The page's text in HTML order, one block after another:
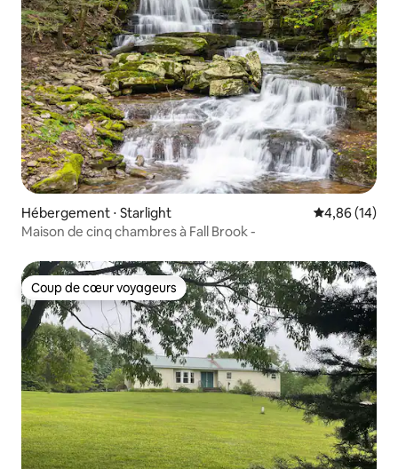
Hébergement ⋅ Starlight Évaluation
4,86 (14)
Maison de cinq chambres à Fall Brook -
Coup de cœur voyageurs
Coup de cœur voyageurs